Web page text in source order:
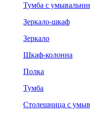
Тумба с
Зеркало-шкаф
Зеркало
Шкаф-колонна
Полка
Тумба
Столешница с